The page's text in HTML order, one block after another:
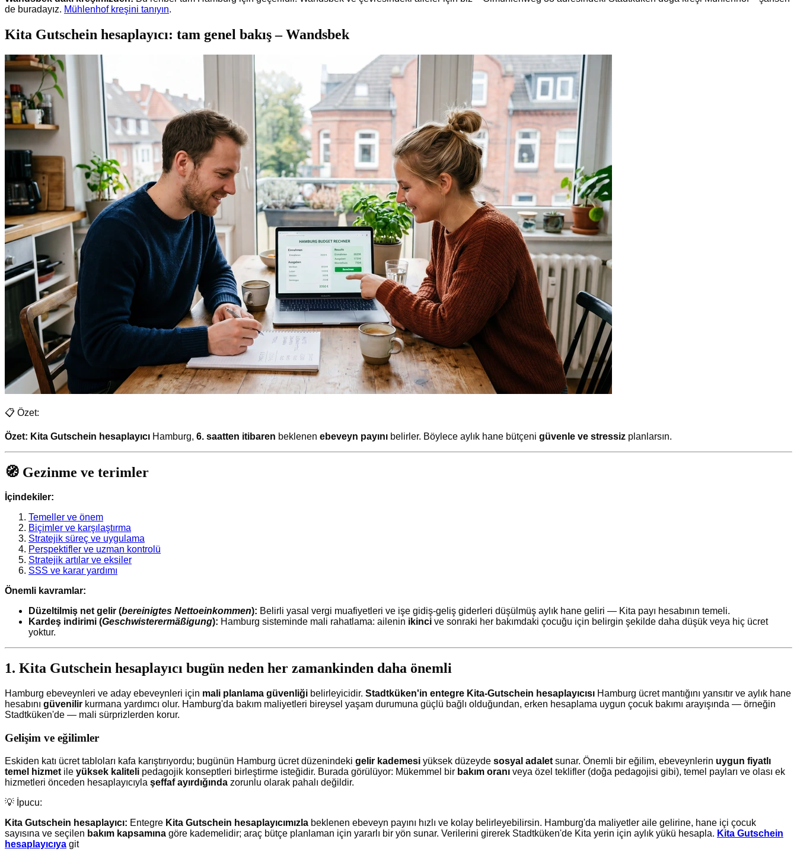
de buradayız. Mühlenhof kreşini tanıyın.
Kita Gutschein hesaplayıcı: tam genel bakış – Wandsbek
📋 Özet:
Özet: Kita Gutschein hesaplayıcı Hamburg, 6. saatten itibaren beklenen ebeveyn payını belirler. Böylece aylık hane bütçeni güvenle ve stressiz planlarsın.
🧭 Gezinme ve terimler
İçindekiler:
Temeller ve önem
Biçimler ve karşılaştırma
Stratejik süreç ve uygulama
Perspektifler ve uzman kontrolü
Stratejik artılar ve eksiler
SSS ve karar yardımı
Önemli kavramlar:
Düzeltilmiş net gelir (bereinigtes Nettoeinkommen): Belirli yasal vergi muafiyetleri ve işe gidiş-geliş giderleri düşülmüş aylık hane geliri — Kita payı hesabının temeli.
Kardeş indirimi (Geschwisterermäßigung): Hamburg sisteminde mali rahatlama: ailenin ikinci ve sonraki her bakımdaki çocuğu için belirgin şekilde daha düşük veya hiç ücret
yoktur.
1. Kita Gutschein hesaplayıcı bugün neden her zamankinden daha önemli
Hamburg ebeveynleri ve aday ebeveynleri için mali planlama güvenliği belirleyicidir. Stadtküken'in entegre Kita-Gutschein hesaplayıcısı Hamburg ücret mantığını yansıtır ve aylık hane
hesabını güvenilir kurmana yardımcı olur. Hamburg'da bakım maliyetleri bireysel yaşam durumuna güçlü bağlı olduğundan, erken hesaplama uygun çocuk bakımı arayışında — örneğin
Stadtküken'de — mali sürprizlerden korur.
Gelişim ve eğilimler
Eskiden katı ücret tabloları kafa karıştırıyordu; bugünün Hamburg ücret düzenindeki gelir kademesi yüksek düzeyde sosyal adalet sunar. Önemli bir eğilim, ebeveynlerin uygun fiyatlı
temel hizmet ile yüksek kaliteli pedagojik konseptleri birleştirme isteğidir. Burada görülüyor: Mükemmel bir bakım oranı veya özel teklifler (doğa pedagojisi gibi), temel payları ve olası ek
hizmetleri önceden hesaplayıcıyla şeffaf ayırdığında zorunlu olarak pahalı değildir.
💡 İpucu:
Kita Gutschein hesaplayıcı: Entegre Kita Gutschein hesaplayıcımızla beklenen ebeveyn payını hızlı ve kolay belirleyebilirsin. Hamburg'da maliyetler aile gelirine, hane içi çocuk
sayısına ve seçilen bakım kapsamına göre kademelidir; araç bütçe planlaman için yararlı bir yön sunar. Verilerini girerek Stadtküken'de Kita yerin için aylık yükü hesapla. Kita Gutschein
hesaplayıcıya git